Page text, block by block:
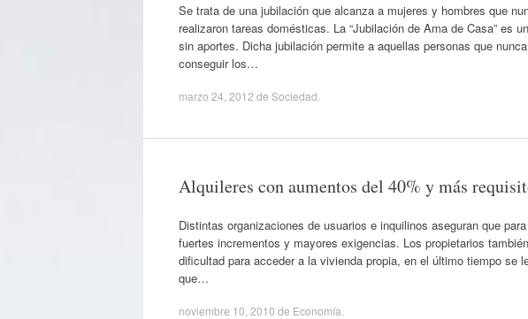
Se trata de una jubilación que alcanza a mujeres y hombres que
realizaron tareas domésticas. La “Jubilación de Ama de Casa” es
sin aportes. Dicha jubilación permite a aquellas personas que
conseguir los…
marzo 24, 2012 de Sociedad
Alquileres con aumentos del 40% y más
Distintas organizaciones de usuarios e inquilinos aseguran que
fuertes incrementos y mayores exigencias. Los propietarios
dificultad para acceder a la vivienda propia, en el último tiempo se
que…
noviembre 10, 2010 de Economía